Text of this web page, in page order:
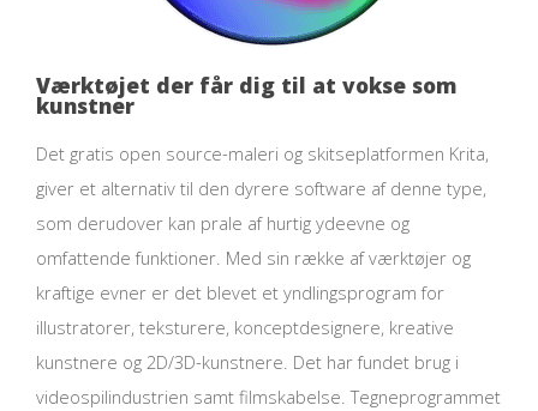
Værktøjet der får dig til at vokse som
kunstner
Det gratis open source-maleri og skitseplatformen Krita,
giver et alternativ til den dyrere software af denne type,
som derudover kan prale af hurtig ydeevne og
omfattende funktioner. Med sin række af værktøjer og
kraftige evner er det blevet et yndlingsprogram for
illustratorer, teksturere, konceptdesignere, kreative
kunstnere og 2D/3D-kunstnere. Det har fundet brug i
videospilindustrien samt filmskabelse. Tegneprogrammet